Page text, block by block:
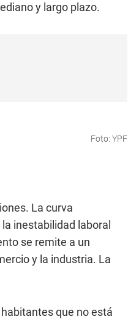
y largo plazo.
Foto: YPF
La curva
inestabilidad laboral
se remite a un
y la industria. La
que no está